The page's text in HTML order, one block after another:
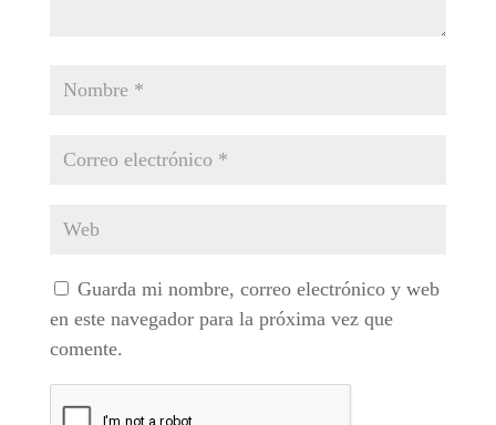
Guarda mi nombre, correo electrónico y web
en este navegador para la próxima vez que
comente.